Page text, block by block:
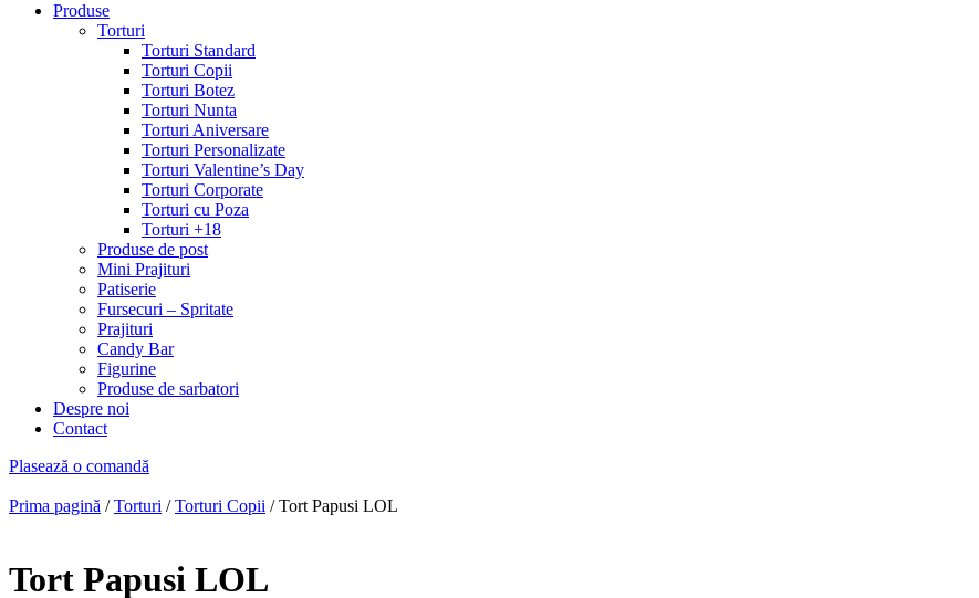
Produse
Torturi
Torturi Standard
Torturi Copii
Torturi Botez
Torturi Nunta
Torturi Aniversare
Torturi Personalizate
Torturi Valentine’s Day
Torturi Corporate
Torturi cu Poza
Torturi +18
Produse de post
Mini Prajituri
Patiserie
Fursecuri – Spritate
Prajituri
Candy Bar
Figurine
Produse de sarbatori
Despre noi
Contact
Plasează o comandă
Prima pagină /Torturi /Torturi Copii / Tort Papusi LOL
Tort Papusi LOL